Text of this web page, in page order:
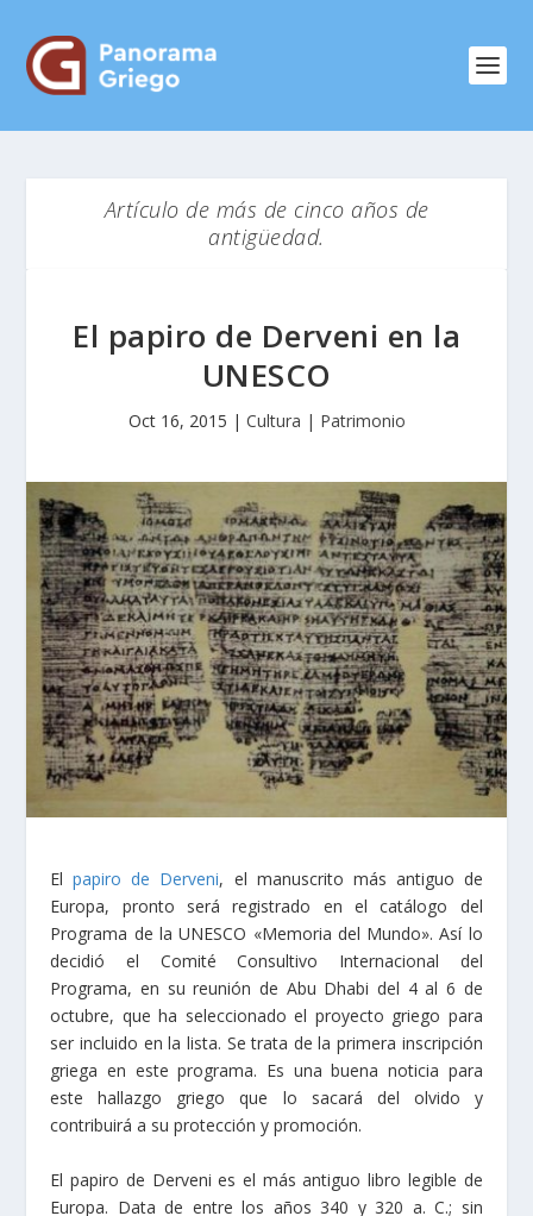
Artículo de más de cinco años de
antigüedad.
El papiro de Derveni en la
UNESCO
Oct 16, 2015 | Cultura | Patrimonio
Elpapiro de Derveni, el manuscrito más antiguo de
Europa, pronto será registrado en el catálogo del
Programa de la UNESCO «Memoria del Mundo». Así lo
decidió el Comité Consultivo Internacional del
Programa, en su reunión de Abu Dhabi del 4 al 6 de
octubre, que ha seleccionado el proyecto griego para
ser incluido en la lista. Se trata de la primera inscripción
griega en este programa. Es una buena noticia para
este hallazgo griego que lo sacará del olvido y
contribuirá a su protección y promoción.
El papiro de Derveni es el más antiguo libro legible de
Europa. Data de entre los años 340 y 320 a. C.; sin